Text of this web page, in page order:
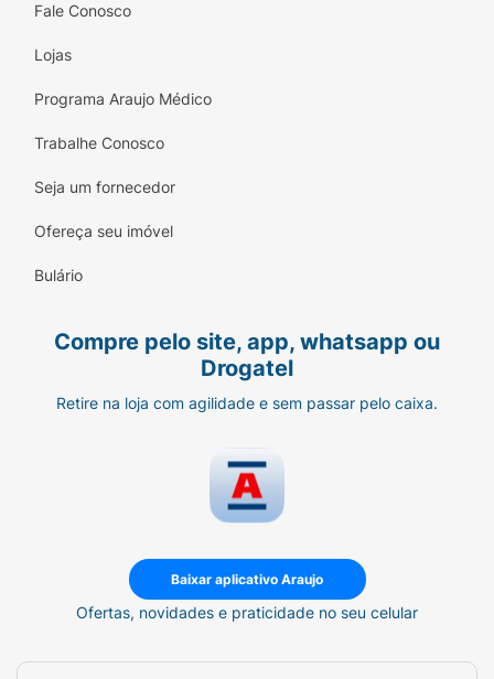
Fale Conosco
Lojas
Programa Araujo Médico
Trabalhe Conosco
Seja um fornecedor
Ofereça seu imóvel
Bulário
Compre pelo site, app, whatsapp ou
Drogatel
Retire na loja com agilidade e sem passar pelo caixa.
Baixar aplicativo Araujo
Ofertas, novidades e praticidade no seu celular